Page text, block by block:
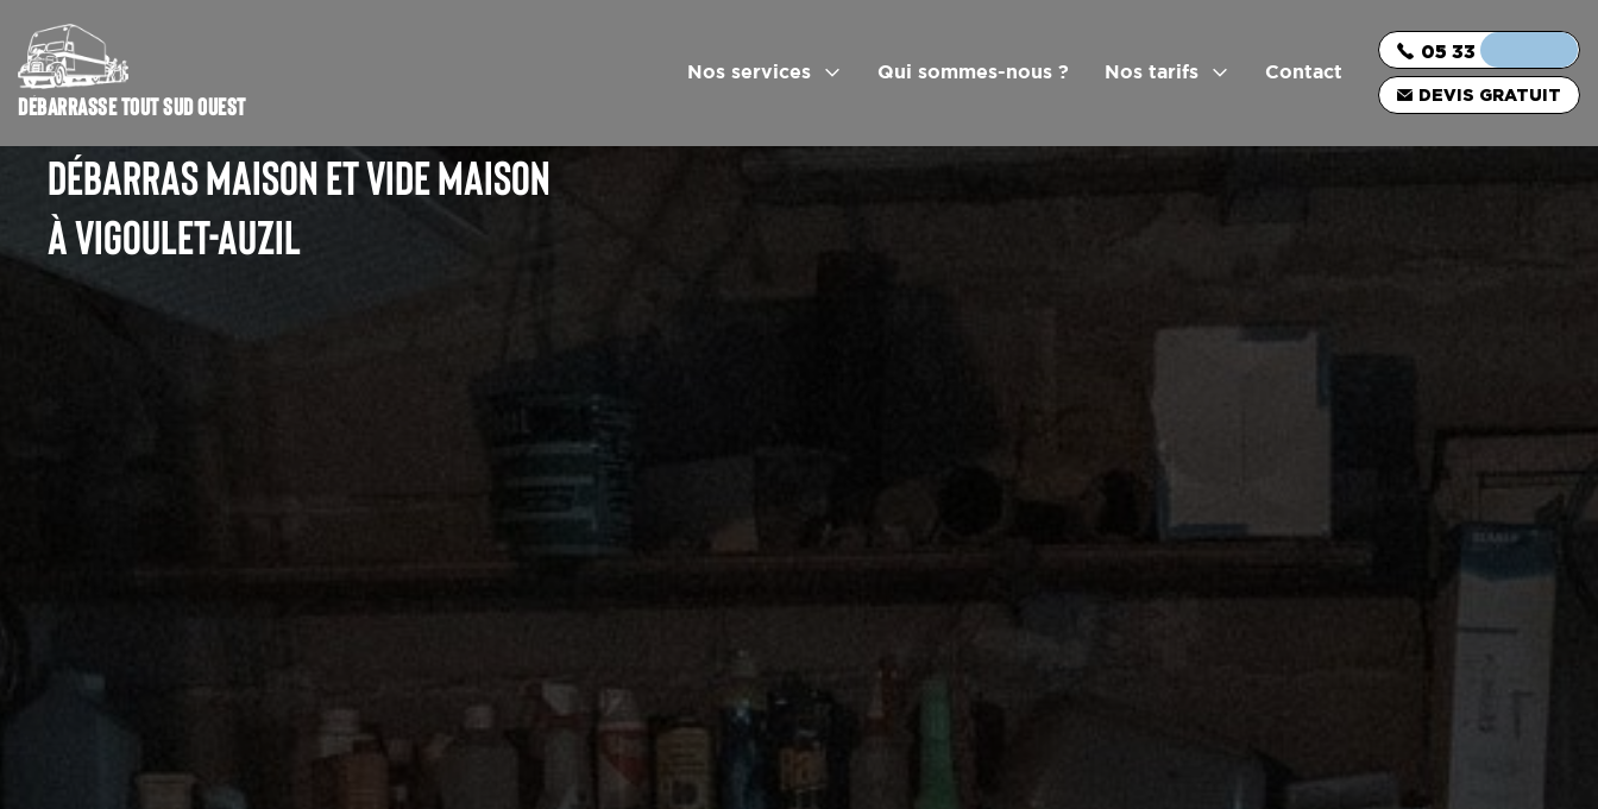
DÉBARRASSE TOUT SUD OUEST
Nos services Qui sommes-nous ? Nos tarifs Contact
05 33 06 03 16
DEVIS GRATUIT
DÉBARRAS MAISON ET VIDE MAISON
À VIGOULET-AUZIL